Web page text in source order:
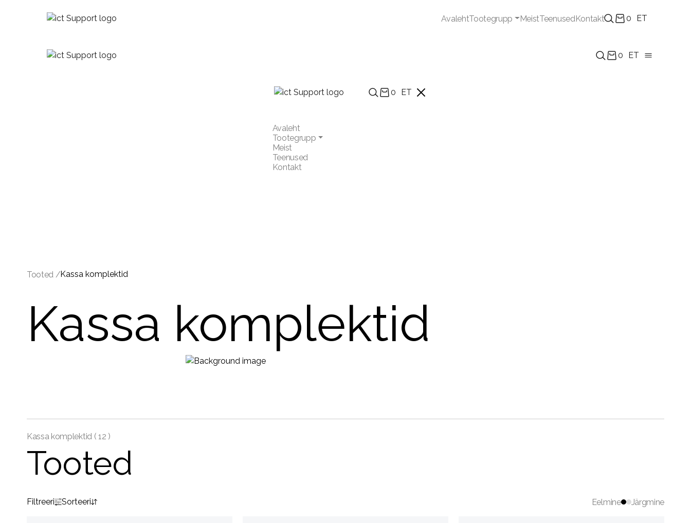
AvalehtTootegrupp MeistTeenusedKontakt 0 ET
0 ET
0 ET
Avaleht
Tootegrupp
Meist
Teenused
Kontakt
Tooted /Kassa komplektid
Kassa komplektid
Kassa komplektid ( 12 )
Tooted
Filtreeri Sorteeri Eelmine Järgmine